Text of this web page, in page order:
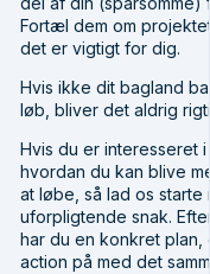
Fortæl dem om
det er vigtigt for dig.
Hvis ikke dit bagland
løb, bliver det aldrig
Hvis du er interesseret
hvordan du kan blive
at løbe, så lad os starte
uforpligtende snak.
har du en konkret plan,
action på med det